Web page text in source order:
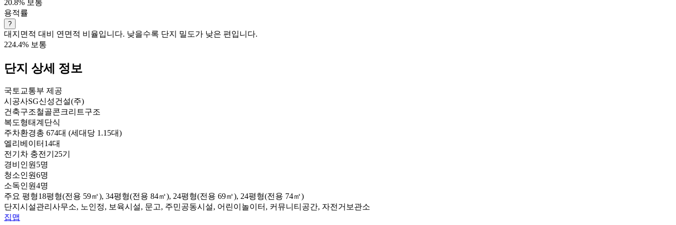
20.8% 보통
용적률
?
대지면적 대비 연면적 비율입니다. 낮을수록 단지 밀도가 낮은 편입니다.
224.4% 보통
단지 상세 정보
국토교통부 제공
시공사SG신성건설(주)
건축구조철골콘크리트구조
복도형태계단식
주차환경총 674대 (세대당 1.15대)
엘리베이터 14대
전기차 충전기 25기
경비인원5명
청소인원6명
소독인원4명
주요 평형18평형(전용 59㎡), 34평형(전용 84㎡), 24평형(전용 69㎡), 24평형(전용 74㎡)
단지시설관리사무소, 노인정, 보육시설, 문고, 주민공동시설, 어린이놀이터, 커뮤니티공간, 자전거보관소
집맵